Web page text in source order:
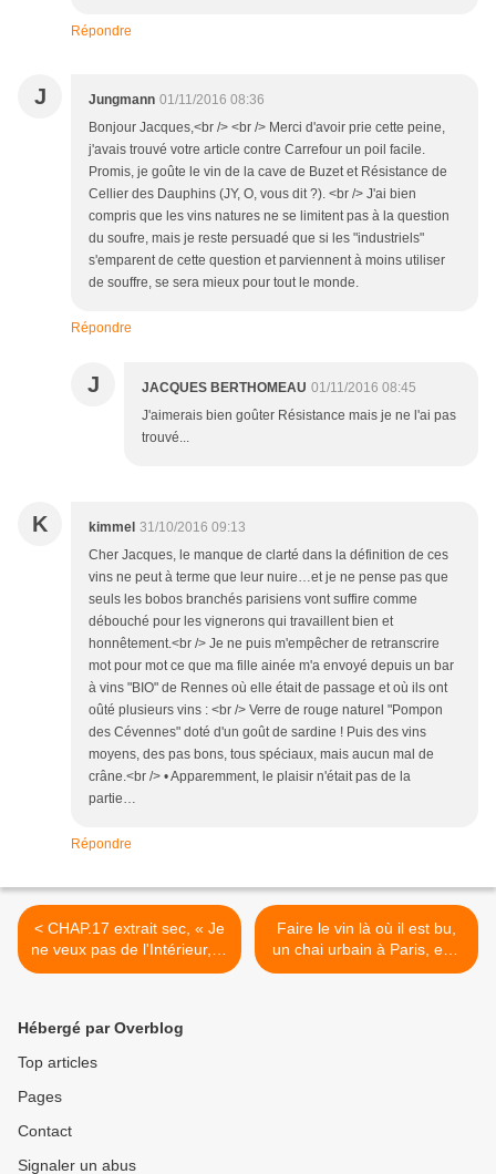
Répondre
J Jungmann 01/11/2016 08:36
Bonjour Jacques,<br /> <br /> Merci d'avoir prie cette peine,
j'avais trouvé votre article contre Carrefour un poil facile.
Promis, je goûte le vin de la cave de Buzet et Résistance de
Cellier des Dauphins (JY, O, vous dit ?). <br /> J'ai bien
compris que les vins natures ne se limitent pas à la question
du soufre, mais je reste persuadé que si les "industriels"
s'emparent de cette question et parviennent à moins utiliser
de souffre, se sera mieux pour tout le monde.
Répondre
J JACQUES BERTHOMEAU 01/11/2016 08:45
J'aimerais bien goûter Résistance mais je ne l'ai pas
trouvé...
K kimmel 31/10/2016 09:13
Cher Jacques, le manque de clarté dans la définition de ces
vins ne peut à terme que leur nuire…et je ne pense pas que
seuls les bobos branchés parisiens vont suffire comme
débouché pour les vignerons qui travaillent bien et
honnêtement.<br /> Je ne puis m'empêcher de retranscrire
mot pour mot ce que ma fille ainée m'a envoyé depuis un bar
à vins "BIO" de Rennes où elle était de passage et où ils ont
oûté plusieurs vins : <br /> Verre de rouge naturel "Pompon
des Cévennes" doté d'un goût de sardine ! Puis des vins
moyens, des pas bons, tous spéciaux, mais aucun mal de
crâne.<br /> • Apparemment, le plaisir n'était pas de la
partie…
Répondre
< CHAP.17 extrait sec, « Je
ne veux pas de l'Intérieur, je
n'aime pas les flics. Pas la
ses bottes.
Faire le vin là où il est bu,
un chai urbain à Paris, est-
ce que ça vaut vraiment
Hébergé par Overblog
Top articles
Pages
Contact
Signaler un abus